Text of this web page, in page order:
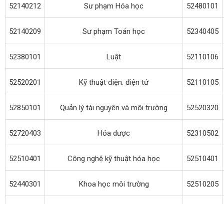
52140212 Sư phạm Hóa học 52480101
52140209 Sư phạm Toán học 52340405
52380101 Luật 52110106
52520201 Kỹ thuật điện. điện tử 52110105
52850101 Quản lý tài nguyên và môi trường 52520320
52720403 Hóa dược 52310502
52510401 Công nghệ kỹ thuật hóa học 52510401
52440301 Khoa học môi trường 52510205